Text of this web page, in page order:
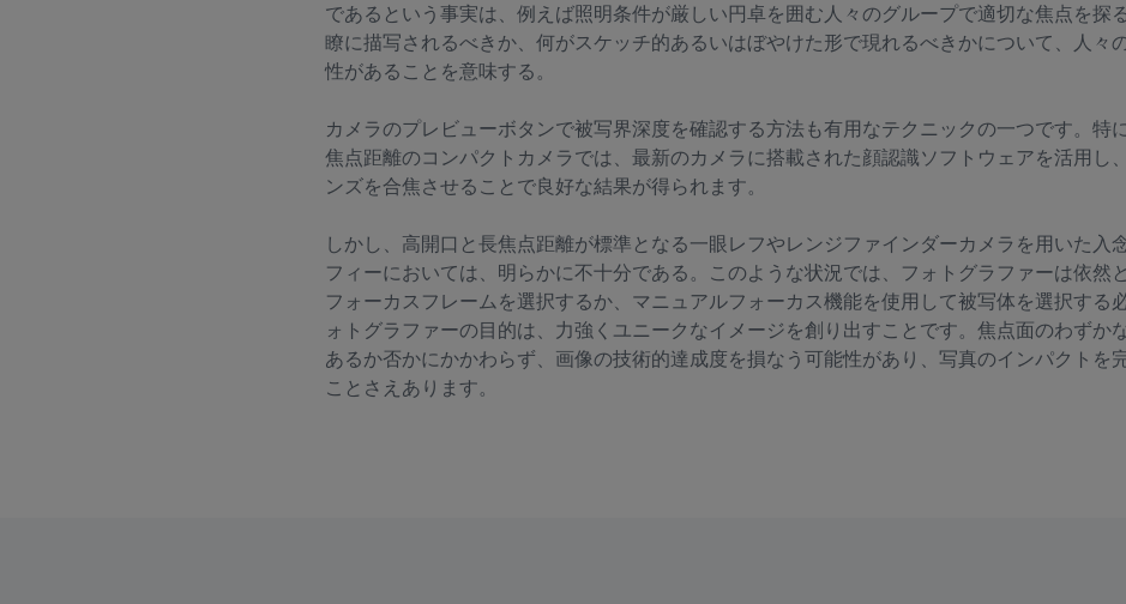
であるという事実は、例えば照明条件が厳しい円卓を囲む人々のグループで適切な焦点を探
瞭に描写されるべきか、何がスケッチ的あるいはぼやけた形で現れるべきかについて、人々
性があることを意味する。
カメラのプレビューボタンで被写界深度を確認する方法も有用なテクニックの一つです。特
焦点距離のコンパクトカメラでは、最新のカメラに搭載された顔認識ソフトウェアを活用し
ンズを合焦させることで良好な結果が得られます。
しかし、高開口と長焦点距離が標準となる一眼レフやレンジファインダーカメラを用いた入
フィーにおいては、明らかに不十分である。このような状況では、フォトグラファーは依然
フォーカスフレームを選択するか、マニュアルフォーカス機能を使用して被写体を選択する
ォトグラファーの目的は、力強くユニークなイメージを創り出すことです。焦点面のわずか
あるか否かにかかわらず、画像の技術的達成度を損なう可能性があり、写真のインパクトを
ことさえあります。